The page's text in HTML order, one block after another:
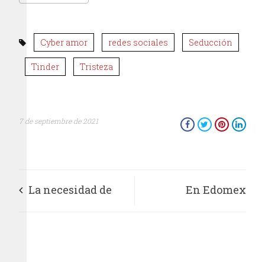
Cyber amor redes sociales Seducción
Tinder Tristeza
7 de septiembre de 2021
La necesidad de En Edomex